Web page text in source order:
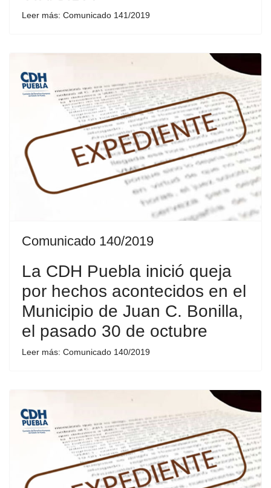
Leer más: Comunicado 141/2019
Comunicado 140/2019
La CDH Puebla inició queja
por hechos acontecidos en el
Municipio de Juan C. Bonilla,
el pasado 30 de octubre
Leer más: Comunicado 140/2019